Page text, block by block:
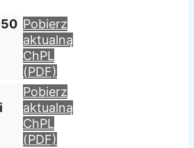
Pobierz
aktualną
ChPL
(PDF)
Pobierz
aktualną
ChPL
(PDF)